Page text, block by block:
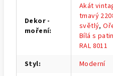
Dekor -
moření:
Akát
tmavý
světlý,
Bílá s
RAL 8011
Styl:
Moderní